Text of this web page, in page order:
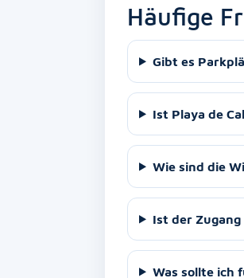
Häufige
Gibt es
Ist Playa de
Wie sind die
Ist der
Was sollte ich